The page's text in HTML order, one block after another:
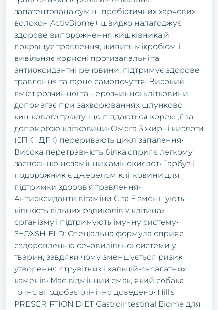
запатентована суміш пребіотичних харчових
волокон ActivBiome+ швидко налагоджує
здорове випорожнення кишківника й
покращує травлення, живить мікробіом і
вивільняє корисні протизапальні та
антиоксидантні речовини, підтримує здорове
травлення та гарне самопочуття• Високий
вміст розчинної та нерозчинної клітковини
допомагає при захворюваннях шлунково
кишкового тракту, що піддаються корекції за
допомогою клітковини• Омега 3 жирні кислоти
(ЕПК і ДГК) переривають цикл запалення•
Висока перетравність білка сприяє легкому
засвоєнню незамінних амінокислот• Гарбуз і
подорожник є джерелом клітковини для
підтримки здоров’я травлення•
Антиоксиданти вітаміни С та Е зменшують
кількість вільних радикалів у клітинах
організму і підтримують імунну систему•
S+OXSHIELD: Спеціальна формула сприяє
оздоровленню сечовидільної системи у
тварин, завдяки чому зменшується ризик
утворення струвітних і кальцій-оксалатних
каменів• Має відмінний смак, який собака
точно вподобаєКлінічно доведено• Hill’s
PRESCRIPTION DIET Gastrointestinal Biome для